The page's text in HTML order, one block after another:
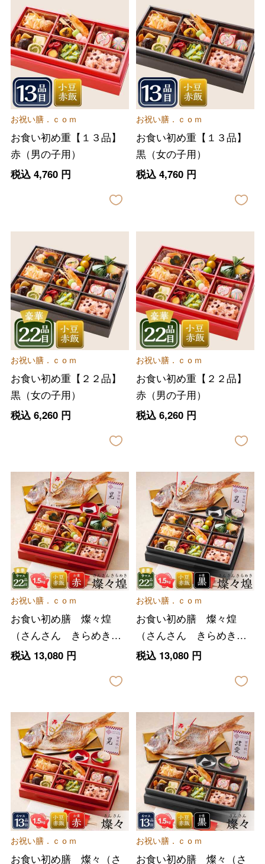
お祝い膳．ｃｏｍ
お食い初め重【１３品】
赤（男の子用）
税込 4,760円
お祝い膳．ｃｏｍ
お食い初め重【１３品】
黒（女の子用）
税込 4,760円
お祝い膳．ｃｏｍ
お食い初め重【２２品】
黒（女の子用）
税込 6,260円
お祝い膳．ｃｏｍ
お食い初め重【２２品】
赤（男の子用）
税込 6,260円
お祝い膳．ｃｏｍ
お食い初め膳 燦々煌
（さんさん きらめき）
男の子用（赤）
税込 13,080円
お祝い膳．ｃｏｍ
お食い初め膳 燦々煌
（さんさん きらめき）
女の子用（黒）
税込 13,080円
お祝い膳．ｃｏｍ
お食い初め膳 燦々（さ
お祝い膳．ｃｏｍ
お食い初め膳 燦々（さ